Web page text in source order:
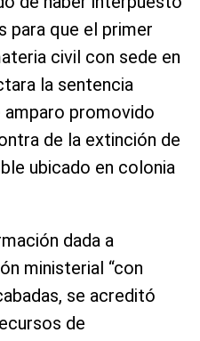
para que el primer
civil con sede en
la sentencia
amparo promovido
de la extinción de
ubicado en colonia
dada a
ministerial “con
se acreditó
de